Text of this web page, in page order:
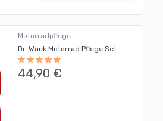
Motorradpflege
Dr. Wack Motorrad Pflege Set
44,90 €